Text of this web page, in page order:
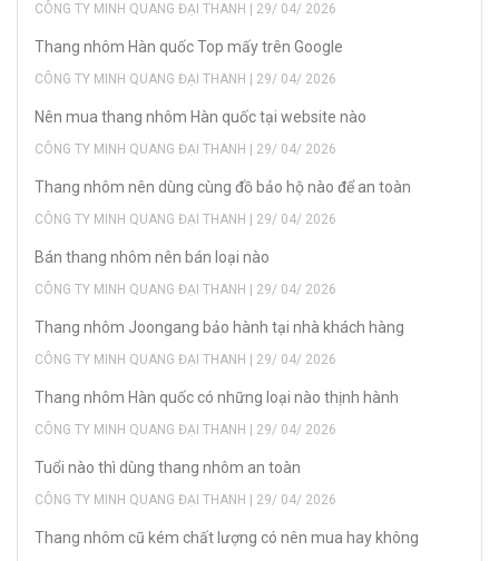
CÔNG TY MINH QUANG ĐẠI THANH | 29/ 04/ 2026
Thang nhôm Hàn quốc Top mấy trên Google
CÔNG TY MINH QUANG ĐẠI THANH | 29/ 04/ 2026
Nên mua thang nhôm Hàn quốc tại website nào
CÔNG TY MINH QUANG ĐẠI THANH | 29/ 04/ 2026
Thang nhôm nên dùng cùng đồ bảo hộ nào để an toàn
CÔNG TY MINH QUANG ĐẠI THANH | 29/ 04/ 2026
Bán thang nhôm nên bán loại nào
CÔNG TY MINH QUANG ĐẠI THANH | 29/ 04/ 2026
Thang nhôm Joongang bảo hành tại nhà khách hàng
CÔNG TY MINH QUANG ĐẠI THANH | 29/ 04/ 2026
Thang nhôm Hàn quốc có những loại nào thịnh hành
CÔNG TY MINH QUANG ĐẠI THANH | 29/ 04/ 2026
Tuổi nào thì dùng thang nhôm an toàn
CÔNG TY MINH QUANG ĐẠI THANH | 29/ 04/ 2026
Thang nhôm cũ kém chất lượng có nên mua hay không